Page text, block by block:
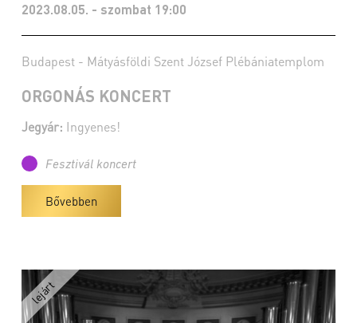
2023.08.05. - szombat 19:00
Budapest - Mátyásföldi Szent József Plébániatemplom
ORGONÁS KONCERT
Jegyár: Ingyenes!
Fesztivál koncert
Bővebben